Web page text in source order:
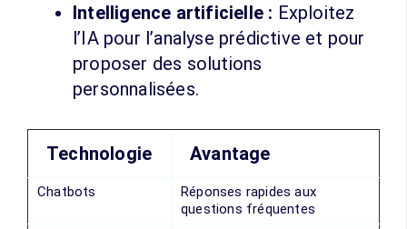
Intelligence artificielle : Exploitez
l’IA pour l’analyse prédictive et pour
proposer des solutions
personnalisées.
Technologie Avantage
Chatbots
Réponses rapides aux
questions fréquentes